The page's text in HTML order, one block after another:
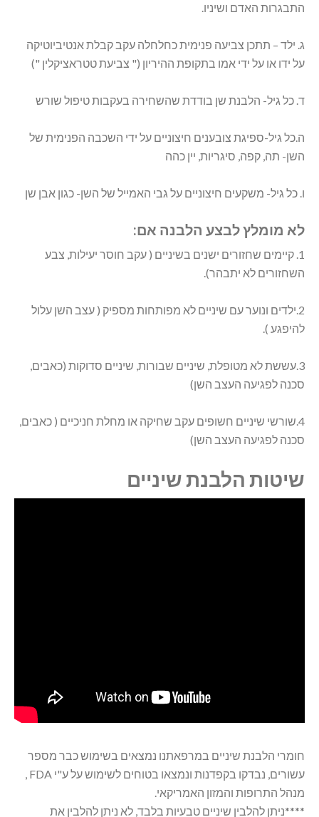
התבגרות האדם ושיניו.
ג. ילד – תתכן צביעה פנימית כחלחלה עקב קבלת אנטיביוטיקה
על ידו או על ידי אמו בתקופת ההיריון (" צביעת טטראציקלין ")
ד. כל גיל- הלבנת שן בודדת שהשחירה בעקבות טיפול שורש
ה.כל גיל-ספיגת צובענים חיצוניים על ידי השכבה הפנימית של
השן- תה, קפה, סיגריות, יין כהה
ו. כל גיל- משקעים חיצוניים על גבי האמייל של השן- כגון אבן שן
לא מומלץ לבצע הלבנה אם:
1. קיימים שחזורים ישנים בשיניים ( עקב חוסר יעילות, צבע
השחזורים לא יתבהר).
2.ילדים ונוער עם שיניים לא מפותחות מספיק ( עצב השן עלול
להיפגע ).
3.עששת לא מטופלת, שיניים שבורות, שיניים סדוקות (כאבים,
סכנה לפגיעה העצב השן)
4.שורשי שיניים חשופים עקב שחיקה או מחלת חניכיים ( כאבים,
סכנה לפגיעה העצב השן)
שיטות הלבנת שיניים
חומרי הלבנת שיניים במרפאתנו נמצאים בשימוש כבר מספר
עשורים, נבדקו בקפדנות ונמצאו בטוחים לשימוש על ע"י FDA ,
מנהל התרופות והמזון האמריקאי.
****ניתן להלבין שיניים טבעיות בלבד, לא ניתן להלבין את